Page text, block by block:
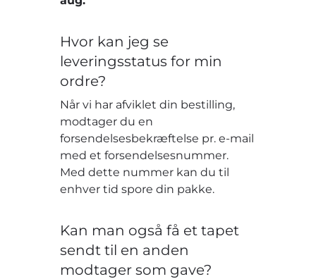
Hvor kan jeg se
leveringsstatus for min
ordre?
Når vi har afviklet din bestilling,
modtager du en
forsendelsesbekræftelse pr. e-mail
med et forsendelsesnummer.
Med dette nummer kan du til
enhver tid spore din pakke.
Kan man også få et tapet
sendt til en anden
modtager som gave?